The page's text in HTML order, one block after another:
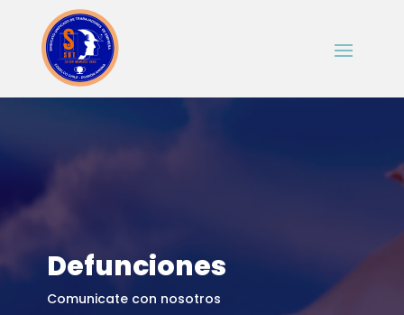
Defunciones
Comunicate con nosotros